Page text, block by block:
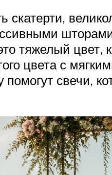
скатерти,
тяжелый
цвета с
свечи,